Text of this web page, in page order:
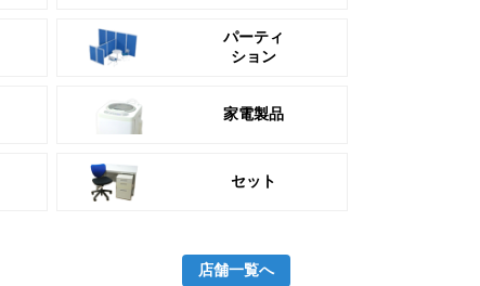
パーティ
ション
家電製品
セット
店舗一覧へ